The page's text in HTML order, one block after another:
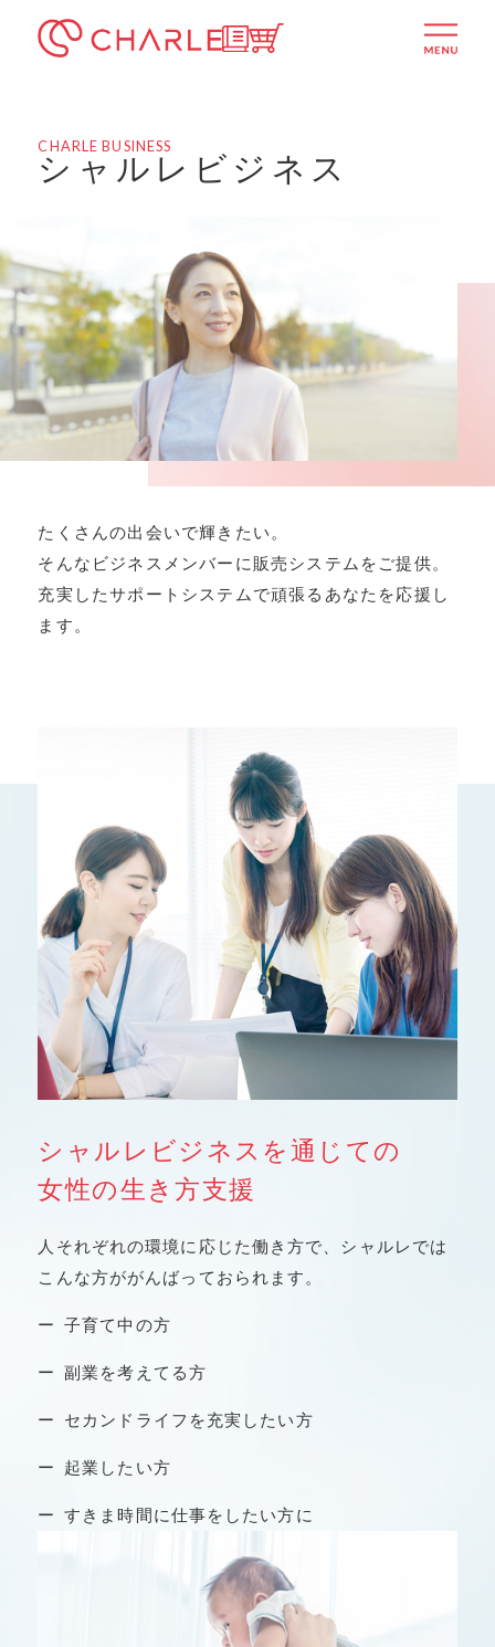
ITSUMOTTO
シャルレ公式通販サイト
CHARLE BUSINESS
シャルレビジネス
たくさんの出会いで輝きたい。
そんなビジネスメンバーに販売システムをご提供。
充実したサポートシステムで頑張るあなたを応援し
ます。
シャルレビジネスを通じての
⼥性の⽣き⽅⽀援
人それぞれの環境に応じた働き方で、シャルレでは
こんな方ががんばっておられます。
⼦育て中の⽅
副業を考えてる⽅
セカンドライフを充実したい⽅
起業したい⽅
すきま時間に仕事をしたい⽅に